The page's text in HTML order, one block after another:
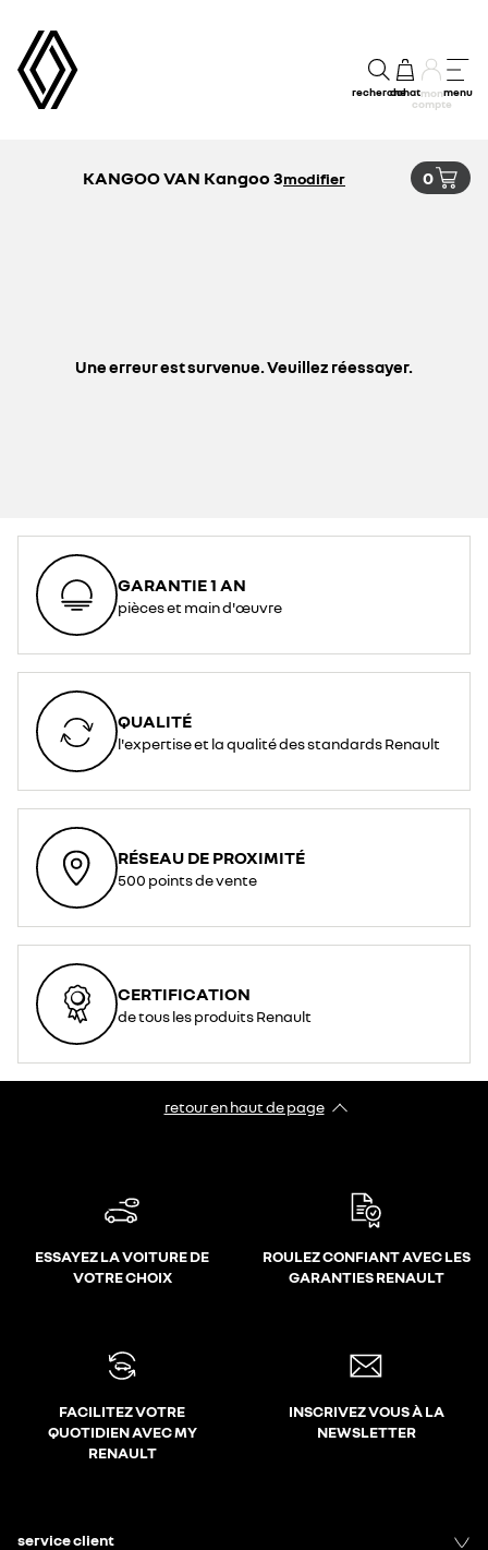
rechercheachatmon
compte
menu
KANGOO VAN Kangoo 3modifier 0
Une erreur est survenue. Veuillez réessayer.
GARANTIE 1 AN
pièces et main d'œuvre
QUALITÉ
l'expertise et la qualité des standards Renault
RÉSEAU DE PROXIMITÉ
500 points de vente
CERTIFICATION
de tous les produits Renault
retour en haut de page​
ESSAYEZ LA VOITURE DE
VOTRE CHOIX
ROULEZ CONFIANT AVEC LES
GARANTIES RENAULT
FACILITEZ VOTRE
QUOTIDIEN AVEC MY
RENAULT
INSCRIVEZ VOUS À LA
NEWSLETTER
service client